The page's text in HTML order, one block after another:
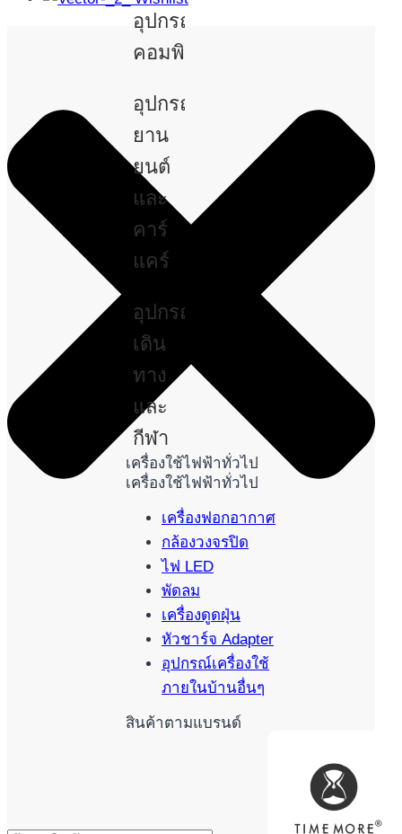
อุปกรณ์
คอมพิวเตอร์
อุปกรณ์
ยาน
ยนต์
และ
คาร์
แคร์
อุปกรณ์
เดิน
ทาง
และ
กีฬา
เครื่องใช้ไฟฟ้าทั่วไป
เครื่องใช้ไฟฟ้าทั่วไป
เครื่องฟอกอากาศ
กล้องวงจรปิด
ไฟ LED
พัดลม
เครื่องดูดฝุ่น
หัวชาร์จ Adapter
อุปกรณ์เครื่องใช้
ภายในบ้านอื่นๆ
สินค้าตามแบรนด์